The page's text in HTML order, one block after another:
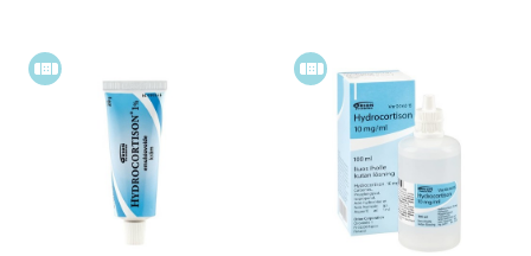
Itsehoitolääke